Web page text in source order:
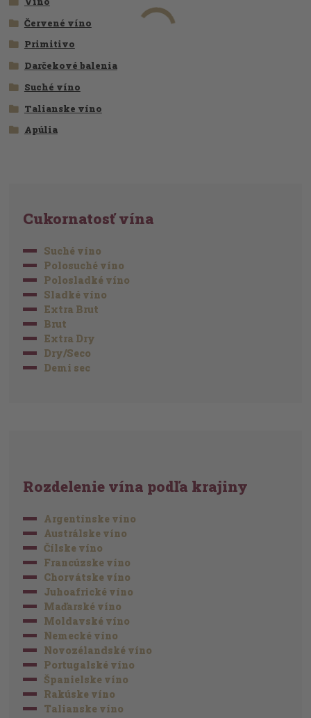
Červené víno
Primitivo
Darčekové balenia
Suché víno
Talianske víno
Apúlia
Cukornatosť vína
Suché víno
Polosuché víno
Polosladké víno
Sladké víno
Extra Brut
Brut
Extra Dry
Dry/Seco
Demi sec
Rozdelenie vína podľa krajiny
Argentínske víno
Austrálske víno
Čílske víno
Francúzske víno
Chorvátske víno
Juhoafrické víno
Maďarské víno
Moldavské víno
Nemecké víno
Novozélandské víno
Portugalské víno
Španielske víno
Rakúske víno
Talianske víno